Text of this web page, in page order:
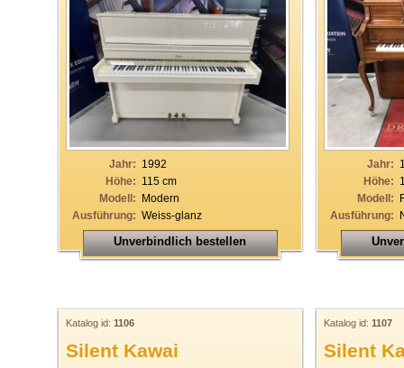
Jahr: 1992
Höhe: 115 cm
Modell: Modern
Ausführung: Weiss-glanz
Unverbindlich bestellen
Jahr:
Höhe:
Modell:
Ausführung:
Katalog id: 1106
Silent Kawai
Katalog id: 1107
Silent